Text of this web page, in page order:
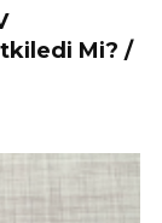
Mi? /